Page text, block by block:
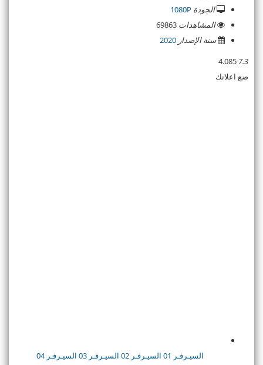
الجودة 1080P
المشاهدات 69863
سنة الإصدار 2020
7.3
4.085
ضع اعلانك
السيـرفـر 01 السيـرفـر 02 السيـرفـر 03 السيـرفـر 04